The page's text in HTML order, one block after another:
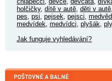
holčičky, dítě v autě děti v autě
pes psi pejsek pejsci medvěd
medvídek medvídci plyšák
Jak funguje vyhledávání?